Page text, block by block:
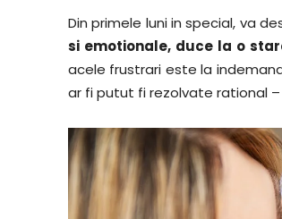
Din primele luni in special, va
si emotionale, duce la o
acele frustrari este la
ar fi putut fi rezolvate rational